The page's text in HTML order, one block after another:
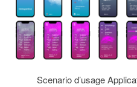
Scenario d’usage